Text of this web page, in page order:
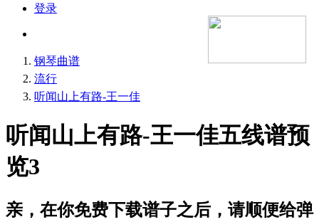
登录
钢琴曲谱
流行
听闻山上有路-王一佳
听闻山上有路-王一佳五线谱预
览3
亲，在你免费下载谱子之后，请顺便给弹